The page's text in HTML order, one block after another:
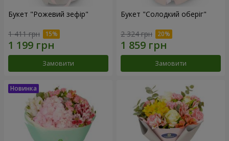
Букет "Рожевий зефір"
1 411 грн
Замовити
Букет "Солодкий оберіг"
2 324 грн
Замовити